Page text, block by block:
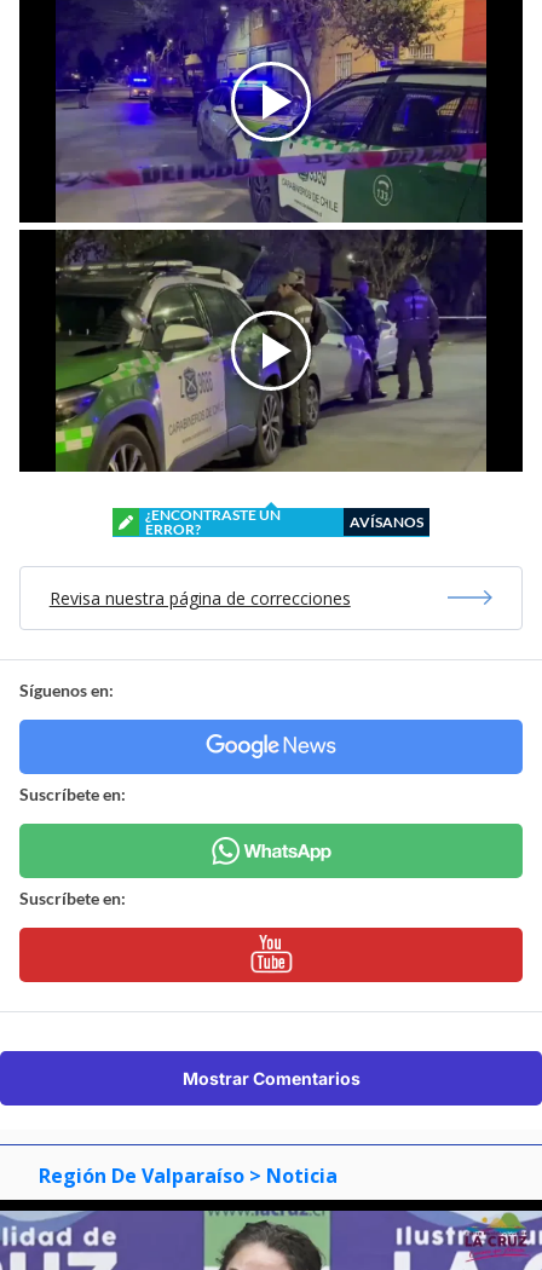
¿ENCONTRASTE UN
ERROR?
AVÍSANOS
Revisa nuestra página de correcciones
Síguenos en:
Suscríbete en:
Suscríbete en:
Mostrar Comentarios
Región De Valparaíso > Noticia